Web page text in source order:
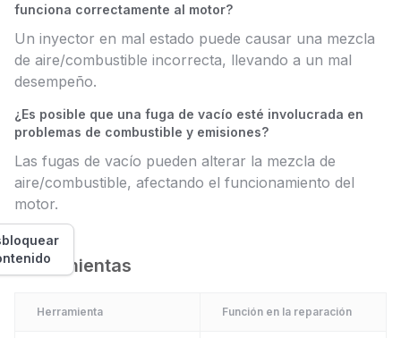
funciona correctamente al motor?
Un inyector en mal estado puede causar una mezcla
de aire/combustible incorrecta, llevando a un mal
desempeño.
¿Es posible que una fuga de vacío esté involucrada en
problemas de combustible y emisiones?
Las fugas de vacío pueden alterar la mezcla de
aire/combustible, afectando el funcionamiento del
motor.
Herramientas
Herramienta Función en la reparación